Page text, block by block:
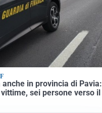
in provincia di Pavia:
sei persone verso il